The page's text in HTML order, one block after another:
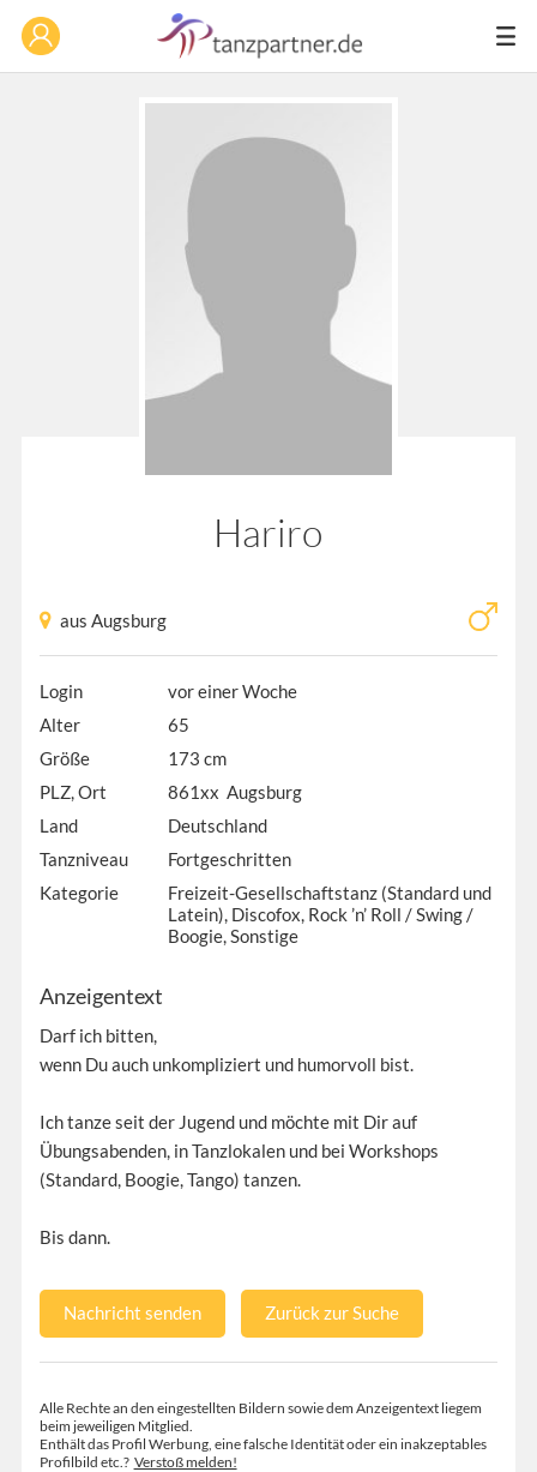
Hariro
aus Augsburg
Login
vor einer Woche
Alter
65
Größe
173 cm
PLZ, Ort
861xx Augsburg
Land
Deutschland
Tanzniveau
Fortgeschritten
Kategorie
Freizeit-Gesellschaftstanz (Standard und
Latein), Discofox, Rock ’n’ Roll / Swing /
Boogie, Sonstige
Anzeigentext
Darf ich bitten,
wenn Du auch unkompliziert und humorvoll bist.
Ich tanze seit der Jugend und möchte mit Dir auf
Übungsabenden, in Tanzlokalen und bei Workshops
(Standard, Boogie, Tango) tanzen.
Bis dann.
Nachricht senden Zurück zur Suche
Alle Rechte an den eingestellten Bildern sowie dem Anzeigentext liegem
beim jeweiligen Mitglied.
Enthält das Profil Werbung, eine falsche Identität oder ein inakzeptables
Profilbild etc.? Verstoß melden!